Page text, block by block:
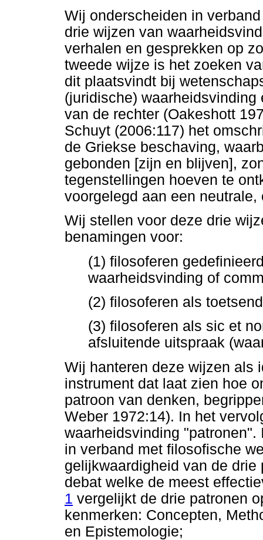
Wij onderscheiden in
drie wijzen van
verhalen en gesprekken op
tweede wijze is het zoeken
dit plaatsvindt bij
(juridische)
van de rechter (Oakeshott
Schuyt (2006:117) het
de Griekse beschaving,
gebonden [zijn en blijven],
tegenstellingen hoeven te
voorgelegd aan een
Wij stellen voor deze drie
benamingen voor:
(1) filosoferen
waarheidsvinding of
(2) filosoferen als
(3) filosoferen als sic et
afsluitende uitspraak
Wij hanteren deze wijzen als
instrument dat laat zien hoe
patroon van denken,
Weber 1972:14). In het
waarheidsvinding
in verband met filosofische
gelijkwaardigheid van de
debat welke de meest
1 vergelijkt de drie patronen
kenmerken: Concepten,
en Epistemologie;